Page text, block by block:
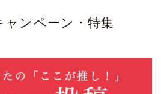
ャンペーン・特集